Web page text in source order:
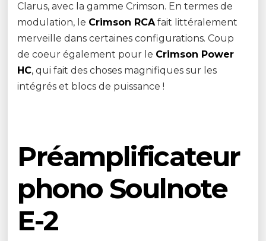
Clarus, avec la gamme Crimson. En termes de
modulation, le Crimson RCAfait littéralement
merveille dans certaines configurations. Coup
de coeur également pour le Crimson Power
HC, qui fait des choses magnifiques sur les
intégrés et blocs de puissance !
Préamplificateur
phono Soulnote
E-2